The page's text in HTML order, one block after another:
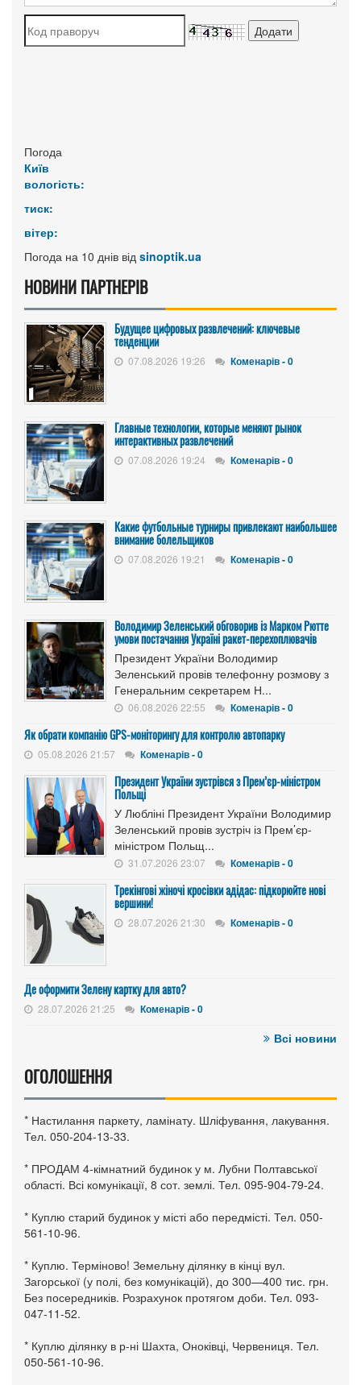
Погода
Київ
вологість:
тиск:
вітер:
Погода на 10 днів від sinoptik.ua
НОВИНИ ПАРТНЕРІВ
Будущее цифровых развлечений: ключевые
тенденции
07.08.2026 19:26 Коменарів - 0
Главные технологии, которые меняют рынок
интерактивных развлечений
07.08.2026 19:24 Коменарів - 0
Какие футбольные турниры привлекают наибольшее
внимание болельщиков
07.08.2026 19:21 Коменарів - 0
Володимир Зеленський обговорив із Марком Рютте
умови постачання Україні ракет-перехоплювачів
Президент України Володимир
Зеленський провів телефонну розмову з
Генеральним секретарем Н...
06.08.2026 22:55 Коменарів - 0
Як обрати компанію GPS-моніторингу для контролю автопарку
05.08.2026 21:57 Коменарів - 0
Президент України зустрівся з Прем’єр-міністром
Польщі
У Любліні Президент України Володимир
Зеленський провів зустріч із Прем’єр-
міністром Польщ...
31.07.2026 23:07 Коменарів - 0
Трекінгові жіночі кросівки адідас: підкорюйте нові
вершини!
28.07.2026 21:30 Коменарів - 0
Де оформити Зелену картку для авто?
28.07.2026 21:25 Коменарів - 0
Всі новини
ОГОЛОШЕННЯ
* Настилання паркету, ламінату. Шліфування, лакування.
Тел. 050-204-13-33.
* ПРОДАМ 4-кімнатний будинок у м. Лубни Полтавської
області. Всі комунікації, 8 сот. землі. Тел. 095-904-79-24.
* Куплю старий будинок у місті або передмісті. Тел. 050-
561-10-96.
* Куплю. Терміново! Земельну ділянку в кінці вул.
Загорської (у полі, без комунікацій), до 300—400 тис. грн.
Без посередників. Розрахунок протягом доби. Тел. 093-
047-11-52.
* Куплю ділянку в р-ні Шахта, Оноківці, Червениця. Тел.
050-561-10-96.